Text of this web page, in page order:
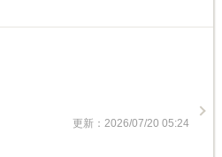
更新：2026/07/20 05:24